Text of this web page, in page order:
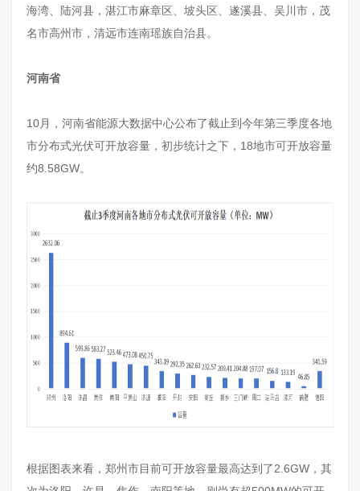
海湾、陆河县，湛江市麻章区、坡头区、遂溪县、吴川市，茂
名市高州市，清远市连南瑶族自治县。
河南省
10月，河南省能源大数据中心公布了截止到今年第三季度各地
市分布式光伏可开放容量，初步统计之下，18地市可开放容量
约8.58GW。
根据图表来看，郑州市目前可开放容量最高达到了2.6GW，其